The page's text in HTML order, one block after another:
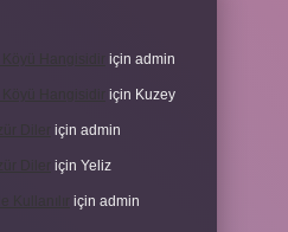
için admin
için Kuzey
için admin
için Yeliz
için admin